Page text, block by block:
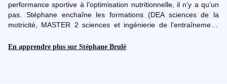
performance sportive à l’optimisation nutritionnelle, il n’y a qu’un
pas. Stéphane enchaîne les formations (DEA sciences de la
motricité, MASTER 2 sciences et ingénierie de l’entraînement,
sport, psychologie et alimentation, en nutrition du sportif, en sport
En apprendre plus sur Stéphane Brulé